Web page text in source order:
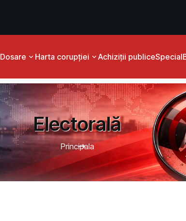
Dosare Harta corupției Achiziții publiceSpecial
Electorală
Principala